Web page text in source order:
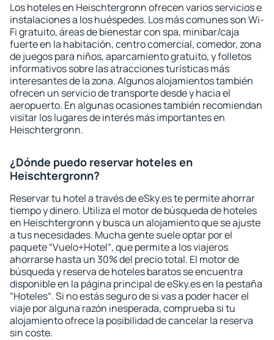
Los hoteles en Heischtergronn ofrecen varios servicios e
instalaciones a los huéspedes. Los más comunes son Wi-
Fi gratuito, áreas de bienestar con spa, minibar/caja
fuerte en la habitación, centro comercial, comedor, zona
de juegos para niños, aparcamiento gratuito, y folletos
informativos sobre las atracciones turísticas más
interesantes de la zona. Algunos alojamientos también
ofrecen un servicio de transporte desde y hacia el
aeropuerto. En algunas ocasiones también recomiendan
visitar los lugares de interés más importantes en
Heischtergronn.
¿Dónde puedo reservar hoteles en
Heischtergronn?
Reservar tu hotel a través de eSky.es te permite ahorrar
tiempo y dinero. Utiliza el motor de búsqueda de hoteles
en Heischtergronn y busca un alojamiento que se ajuste
a tus necesidades. Mucha gente suele optar por el
paquete “Vuelo+Hotel“, que permite a los viajeros
ahorrarse hasta un 30% del precio total. El motor de
búsqueda y reserva de hoteles baratos se encuentra
disponible en la página principal de eSky.es en la pestaña
“Hoteles“. Si no estás seguro de si vas a poder hacer el
viaje por alguna razón inesperada, comprueba si tu
alojamiento ofrece la posibilidad de cancelar la reserva
sin coste.